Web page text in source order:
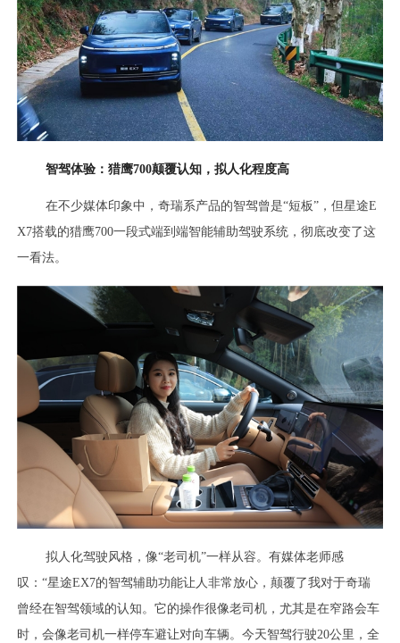
智驾体验：猎鹰700颠覆认知，拟人化程度高
在不少媒体印象中，奇瑞系产品的智驾曾是“短板”，但星途E
X7搭载的猎鹰700一段式端到端智能辅助驾驶系统，彻底改变了这
一看法。
拟人化驾驶风格，像“老司机”一样从容。有媒体老师感
叹：“星途EX7的智驾辅助功能让人非常放心，颠覆了我对于奇瑞
曾经在智驾领域的认知。它的操作很像老司机，尤其是在窄路会车
时，会像老司机一样停车避让对向车辆。今天智驾行驶20公里，全